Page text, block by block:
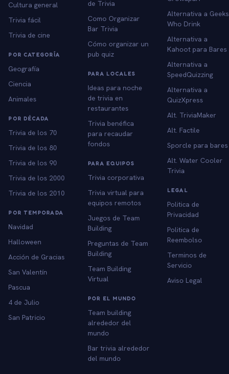
Cultura general
Trivia fácil
Trivia de cine
POR CATEGORÍA
Geografía
Ciencia
Animales
POR DÉCADA
Trivia de los 70
Trivia de los 80
Trivia de los 90
Trivia de los 2000
Trivia de los 2010
POR TEMPORADA
Navidad
Halloween
Acción de Gracias
San Valentín
Pascua
4 de Julio
San Patricio
de Trivia
Como Organizar
Bar Trivia
Cómo organizar un
pub quiz
PARA LOCALES
Ideas para noche
de trivia en
restaurantes
Trivia benéfica
para recaudar
fondos
PARA EQUIPOS
Trivia corporativa
Trivia virtual para
equipos remotos
Juegos de Team
Building
Preguntas de Team
Building
Team Building
Virtual
POR EL MUNDO
Team building
alrededor del
mundo
Bar trivia alrededor
del mundo
Alternativa a Geeks
Who Drink
Alternativa a
Kahoot para Bares
Alternativa a
SpeedQuizzing
Alternativa a
QuizXpress
Alt. TriviaMaker
Alt. Factile
Sporcle para bares
Alt. Water Cooler
Trivia
LEGAL
Politica de
Privacidad
Politica de
Reembolso
Terminos de
Servicio
Aviso Legal